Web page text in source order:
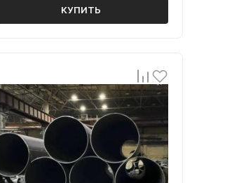
КУПИТЬ